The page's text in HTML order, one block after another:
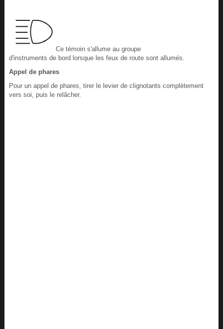
Ce témoin s'allume au groupe
d'instruments de bord lorsque les feux de route sont allumés.
Appel de phares
Pour un appel de phares, tirer le levier de clignotants complètement
vers soi, puis le relâcher.